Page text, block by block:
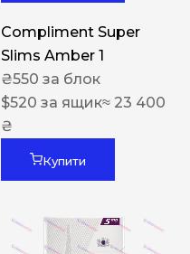
Compliment Super
Slims Amber 1
₴550 за блок
$520 за ящик≈ 23 400
₴
Купити